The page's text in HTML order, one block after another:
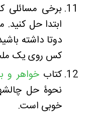
برخی مسائلی
ابتدا حل
دوتا داشته
کس روی یک
کتابخواهر و
نحوۀ حل
خوبی است.